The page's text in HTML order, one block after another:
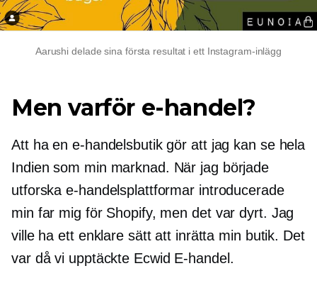
Aarushi delade sina första resultat i ett Instagram-inlägg
Men varför e-handel?
Att ha en e-handelsbutik gör att jag kan se hela
Indien som min marknad. När jag började
utforska e-handelsplattformar introducerade
min far mig för Shopify, men det var dyrt. Jag
ville ha ett enklare sätt att inrätta min butik. Det
var då vi upptäckte Ecwid E-handel.